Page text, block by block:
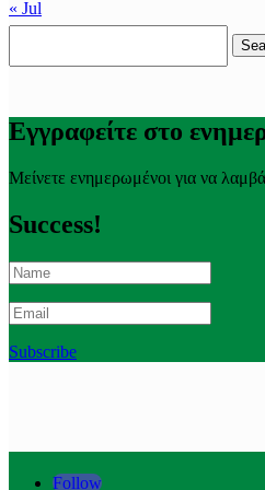
« Jul
Εγγραφείτε στο
Μείνετε ενημερωμένοι για να
Success!
Subscribe
Follow